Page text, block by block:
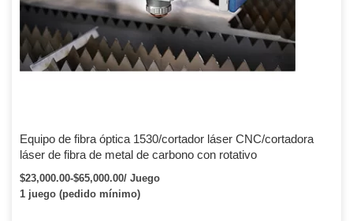
Equipo de fibra óptica 1530/cortador láser CNC/cortadora
láser de fibra de metal de carbono con rotativo
$23,000.00-$65,000.00/ Juego
1 juego (pedido mínimo)